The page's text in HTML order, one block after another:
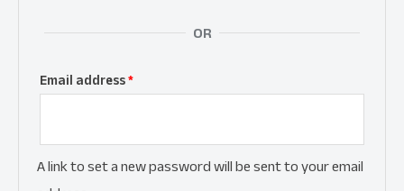
OR
Email address*
A link to set a new password will be sent to your email